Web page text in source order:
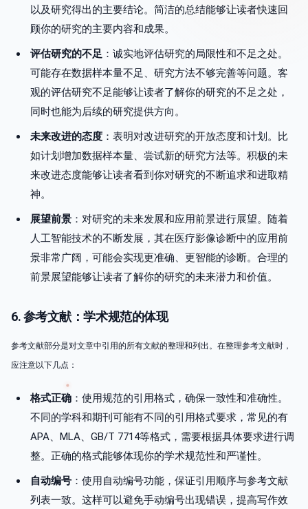
以及研究得出的主要结论。简洁的总结能够让读者快速回
顾你的研究的主要内容和成果。
评估研究的不足 ：诚实地评估研究的局限性和不足之处。
可能存在数据样本量不足、研究方法不够完善等问题。客
观的评估研究不足能够让读者了解你的研究的不足之处，
同时也能为后续的研究提供方向。
未来改进的态度 ：表明对改进研究的开放态度和计划。比
如计划增加数据样本量、尝试新的研究方法等。积极的未
来改进态度能够让读者看到你对研究的不断追求和进取精
神。
展望前景 ：对研究的未来发展和应用前景进行展望。随着
人工智能技术的不断发展，其在医疗影像诊断中的应用前
景非常广阔，可能会实现更准确、更智能的诊断。合理的
前景展望能够让读者了解你的研究的未来潜力和价值。
6. 参考文献：学术规范的体现
参考文献部分是对文章中引用的所有文献的整理和列出。在整理参考文献时，
应注意以下几点：
格式正确 ：使用规范的引用格式，确保一致性和准确性。
不同的学科和期刊可能有不同的引用格式要求，常见的有
APA、MLA、GB/T 7714等格式，需要根据具体要求进行调
整。正确的格式能够体现你的学术规范性和严谨性。
自动编号 ：使用自动编号功能，保证引用顺序与参考文献
列表一致。这样可以避免手动编号出现错误，提高写作效